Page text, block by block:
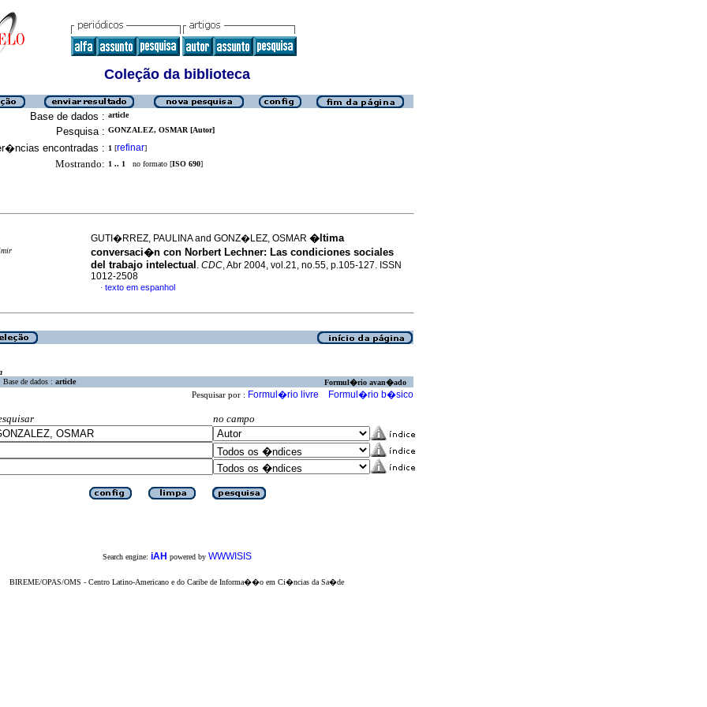
Coleção da biblioteca
Base de dados : article
Pesquisa : GONZALEZ, OSMAR [Autor]
encontradas : 1 [refinar]
Mostrando: 1 .. 1 no formato [ISO 690]
GUTI�RREZ, PAULINA and GONZ�LEZ, OSMAR �ltima
conversaci�n con Norbert Lechner: Las condiciones sociales
del trabajo intelectual . CDC, Abr 2004, vol.21, no.55, p.105-127. ISSN
1012-2508
· texto em espanhol
Base de dados : article Formul�rio avan�ado
Pesquisar por : Formul�rio livre Formul�rio b�sico
no campo
Search engine: iAH powered by WWWISIS
BIREME/OPAS/OMS - Centro Latino-Americano e do Caribe de Informa��o em Ci�ncias da Sa�de